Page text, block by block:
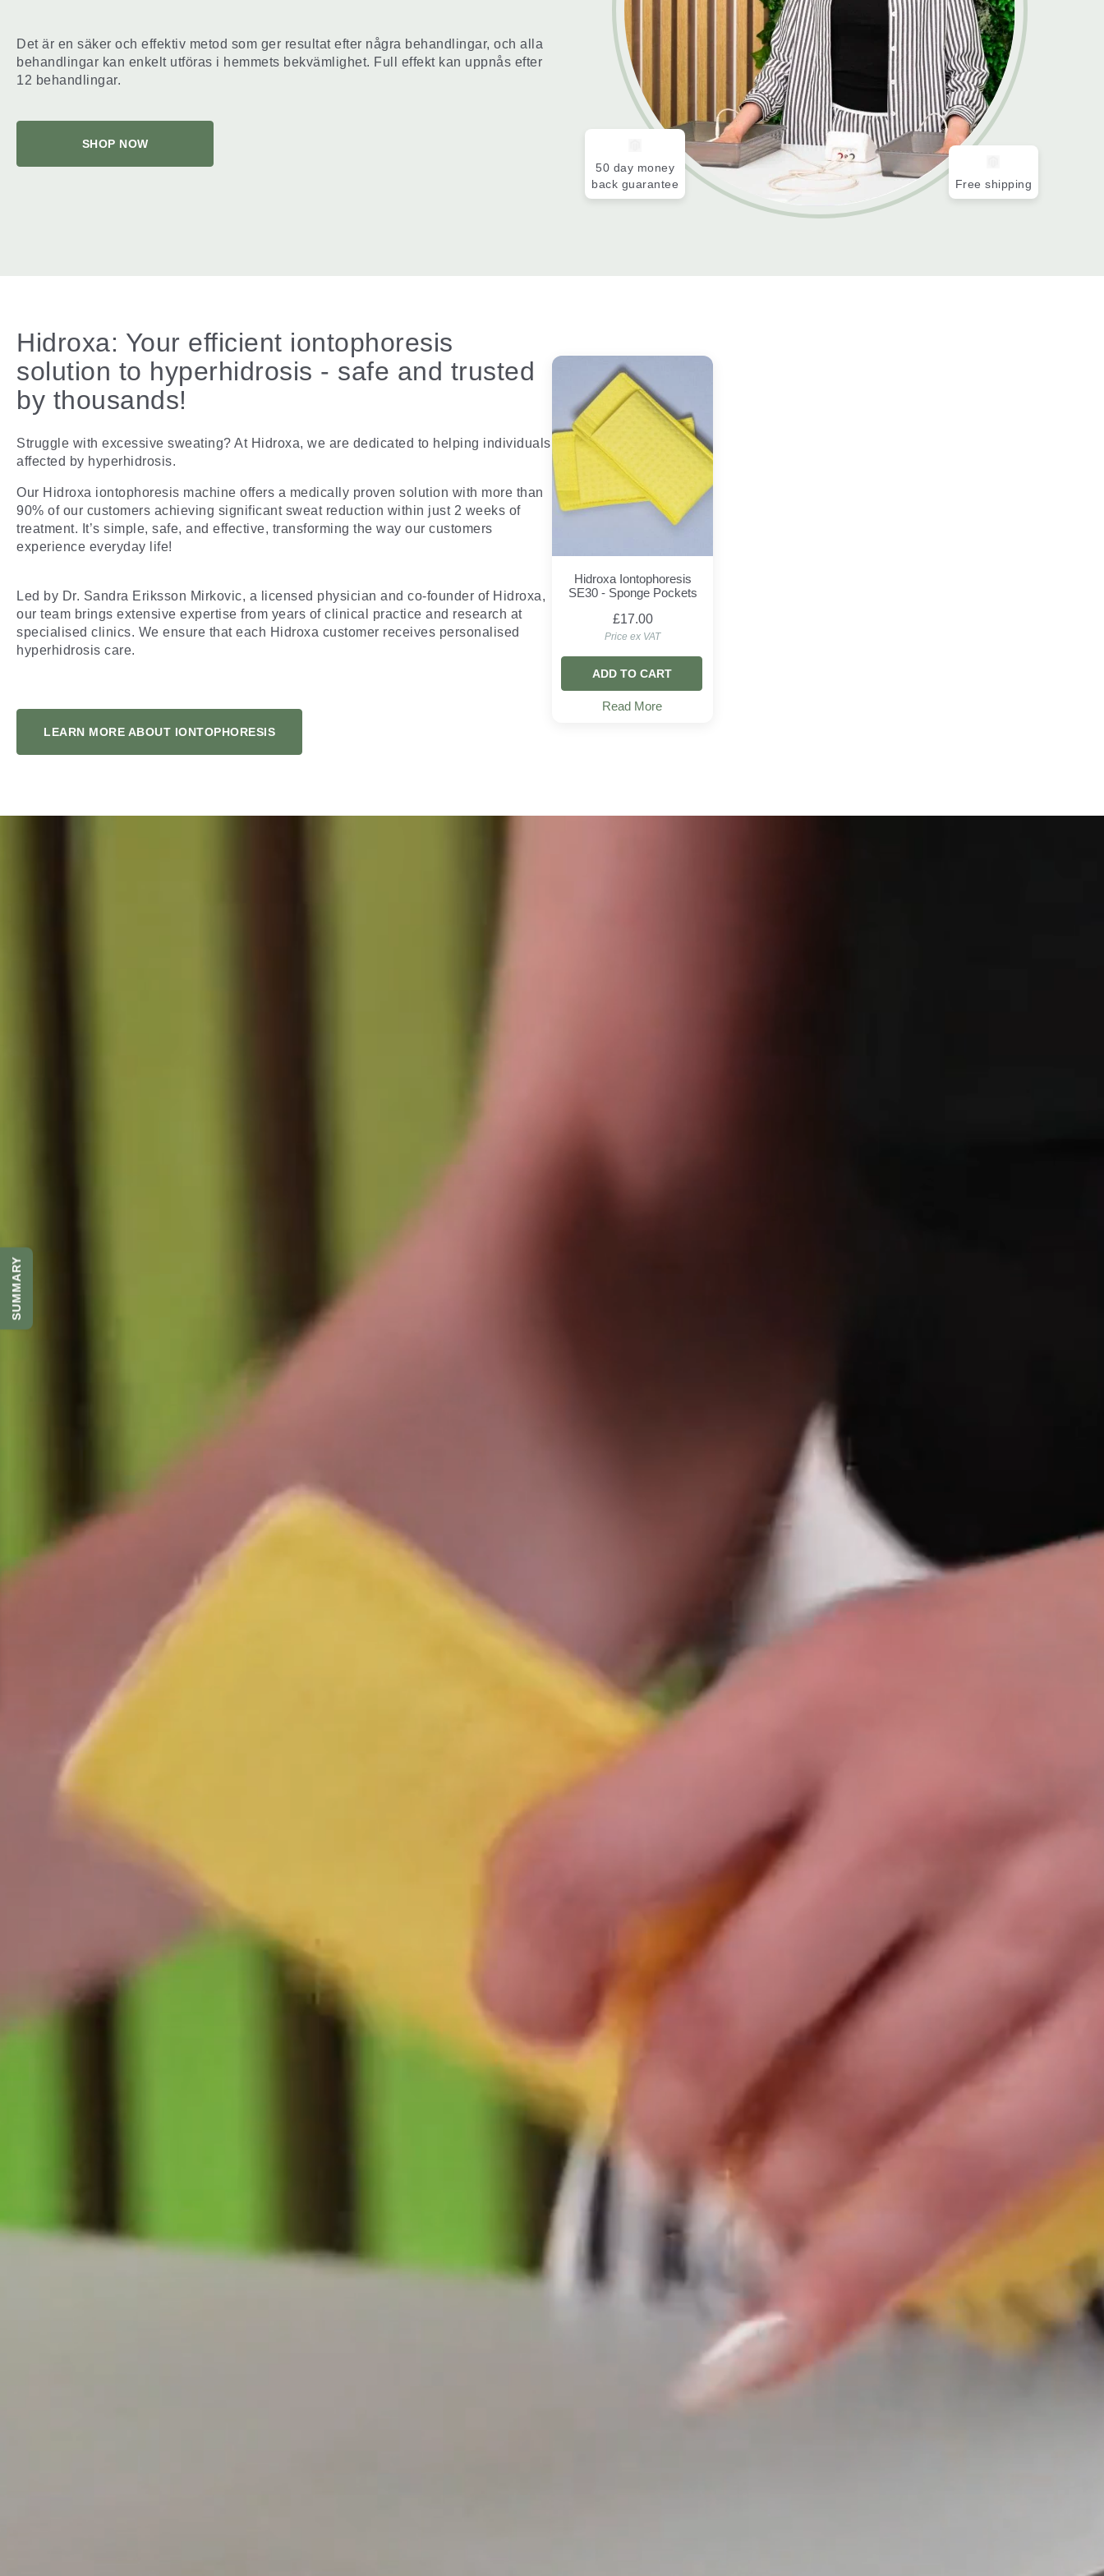
SUMMARY
Det är en säker och effektiv metod som ger resultat efter några behandlingar, och alla
behandlingar kan enkelt utföras i hemmets bekvämlighet. Full effekt kan uppnås efter
12 behandlingar.
SHOP NOW
50 day money
back guarantee
Free shipping
Hidroxa: Your efficient iontophoresis
solution to hyperhidrosis - safe and trusted
by thousands!
Struggle with excessive sweating? At Hidroxa, we are dedicated to helping individuals
affected by hyperhidrosis.
Our Hidroxa iontophoresis machine offers a medically proven solution with more than
90% of our customers achieving significant sweat reduction within just 2 weeks of
treatment. It’s simple, safe, and effective, transforming the way our customers
experience everyday life!
Led by Dr. Sandra Eriksson Mirkovic, a licensed physician and co-founder of Hidroxa,
our team brings extensive expertise from years of clinical practice and research at
specialised clinics. We ensure that each Hidroxa customer receives personalised
hyperhidrosis care.
LEARN MORE ABOUT IONTOPHORESIS
Hidroxa Iontophoresis
SE30 - Sponge Pockets
£17.00
Price ex VAT
ADD TO CART
Read More